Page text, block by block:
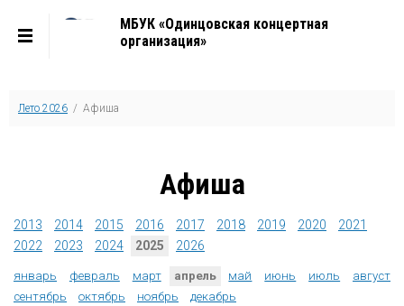
МБУК «Одинцовская концертная
организация»
Лето 2026 / Афиша
Афиша
2013 2014 2015 2016 2017 2018 2019 2020
2021
2022
2023 2024 2025 2026
январь февраль март апрель май июнь июль
август
сентябрь
октябрь ноябрь декабрь